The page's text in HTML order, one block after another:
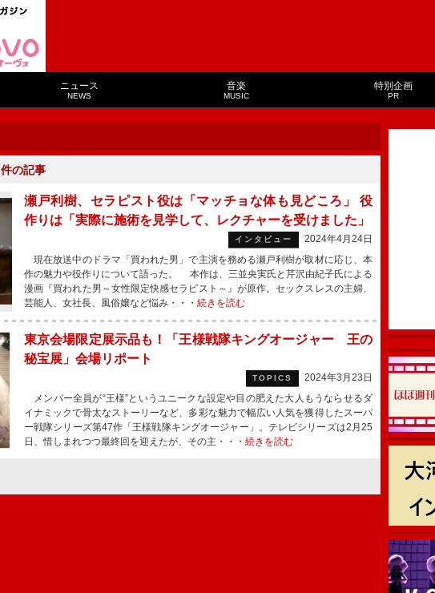
ニュース
NEWS
音楽
MUSIC
特別企画
PR
件の記事
瀬戸利樹、セラピスト役は「マッチョな体も見どころ」 役
作りは「実際に施術を見学して、レクチャーを受けました」
インタビュー
2024年4月24日
現在放送中のドラマ「買われた男」で主演を務める瀬戸利樹が取材に応じ、本
作の魅力や役作りについて語った。 本作は、三並央実氏と芹沢由紀子氏による
漫画『買われた男～女性限定快感セラピスト～』が原作。セックスレスの主婦、
芸能人、女社長、風俗嬢など悩み・・・ 続きを読む
東京会場限定展示品も！「王様戦隊キングオージャー 王の
秘宝展」会場リポート
TOPICS
2024年3月23日
メンバー全員が“王様”というユニークな設定や目の肥えた大人もうならせるダ
イナミックで骨太なストーリーなど、多彩な魅力で幅広い人気を獲得したスーパ
ー戦隊シリーズ第47作「王様戦隊キングオージャー」。テレビシリーズは2月25
日、惜しまれつつ最終回を迎えたが、その主・・・ 続きを読む